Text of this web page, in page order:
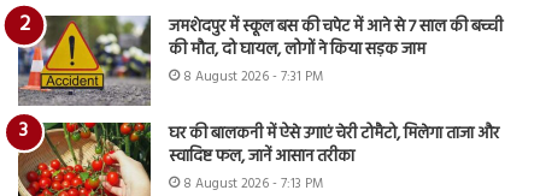
जमशेदपुर में स्कूल बस की चपेट में आने से 7 साल की बच्ची
की मौत, दो घायल, लोगों ने किया सड़क जाम
8 August 2026 - 7:31 PM
घर की बालकनी में ऐसे उगाएं चेरी टोमैटो, मिलेगा ताजा और
स्वादिष्ट फल, जानें आसान तरीका
8 August 2026 - 7:13 PM